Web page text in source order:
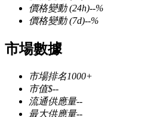
以數字貨幣為保證金的永續合
TradFi
美股、外匯、貴金屬及大宗商
價格變動(24h)--%
價格變動(7d)--%
市場數據
市場排名1000+
市值$--
流通供應量--
最大供應量--